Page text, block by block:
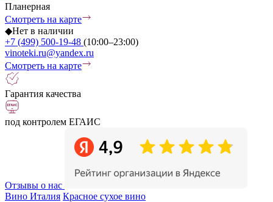
Планерная
Смотреть на карте
◆Нет в наличии
+7 (499) 500-19-48 (10:00–23:00)
vinoteki.ru@yandex.ru
Смотреть на карте
Гарантия качества
под контролем ЕГАИС
Отзывы о нас
Вино Италия Красное сухое вино